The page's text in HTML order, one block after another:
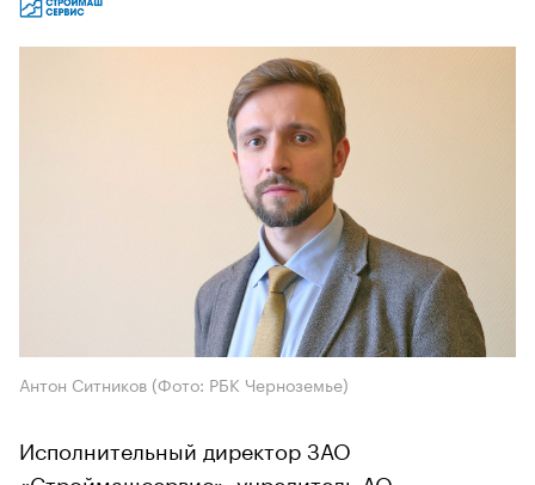
Антон Ситников (Фото: РБК Черноземье)
Исполнительный директор ЗАО